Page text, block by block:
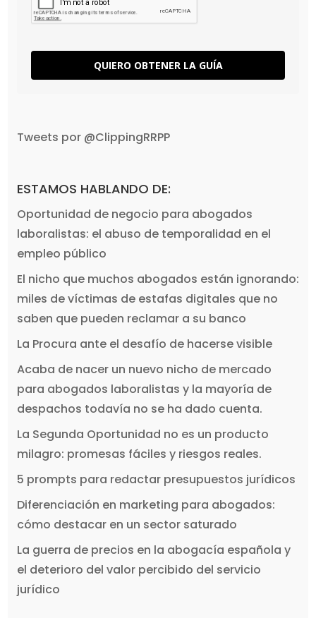
QUIERO OBTENER LA GUÍA
Tweets por @ClippingRRPP
ESTAMOS HABLANDO DE:
Oportunidad de negocio para abogados
laboralistas: el abuso de temporalidad en el
empleo público
El nicho que muchos abogados están ignorando:
miles de víctimas de estafas digitales que no
saben que pueden reclamar a su banco
La Procura ante el desafío de hacerse visible
Acaba de nacer un nuevo nicho de mercado
para abogados laboralistas y la mayoría de
despachos todavía no se ha dado cuenta.
La Segunda Oportunidad no es un producto
milagro: promesas fáciles y riesgos reales.
5 prompts para redactar presupuestos jurídicos
Diferenciación en marketing para abogados:
cómo destacar en un sector saturado
La guerra de precios en la abogacía española y
el deterioro del valor percibido del servicio
jurídico